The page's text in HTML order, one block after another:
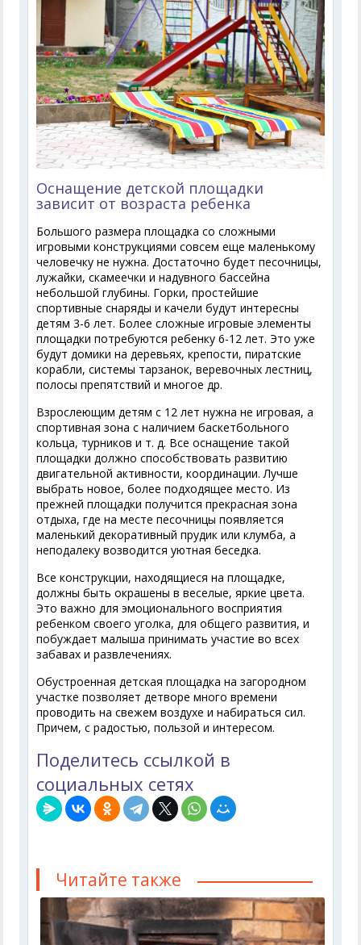
Оснащение детской площадки
зависит от возраста ребенка
Большого размера площадка со сложными
игровыми конструкциями совсем еще маленькому
человечку не нужна. Достаточно будет песочницы,
лужайки, скамеечки и надувного бассейна
небольшой глубины. Горки, простейшие
спортивные снаряды и качели будут интересны
детям 3-6 лет. Более сложные игровые элементы
площадки потребуются ребенку 6-12 лет. Это уже
будут домики на деревьях, крепости, пиратские
корабли, системы тарзанок, веревочных лестниц,
полосы препятствий и многое др.
Взрослеющим детям с 12 лет нужна не игровая, а
спортивная зона с наличием баскетбольного
кольца, турников и т. д. Все оснащение такой
площадки должно способствовать развитию
двигательной активности, координации. Лучше
выбрать новое, более подходящее место. Из
прежней площадки получится прекрасная зона
отдыха, где на месте песочницы появляется
маленький декоративный прудик или клумба, а
неподалеку возводится уютная беседка.
Все конструкции, находящиеся на площадке,
должны быть окрашены в веселые, яркие цвета.
Это важно для эмоционального восприятия
ребенком своего уголка, для общего развития, и
побуждает малыша принимать участие во всех
забавах и развлечениях.
Обустроенная детская площадка на загородном
участке позволяет детворе много времени
проводить на свежем воздухе и набираться сил.
Причем, с радостью, пользой и интересом.
Поделитесь ссылкой в
социальных сетях
Читайте также